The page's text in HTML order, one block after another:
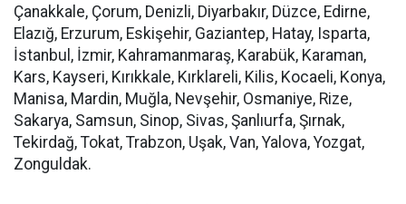
Çanakkale, Çorum, Denizli, Diyarbakır, Düzce, Edirne,
Elazığ, Erzurum, Eskişehir, Gaziantep, Hatay, Isparta,
İstanbul, İzmir, Kahramanmaraş, Karabük, Karaman,
Kars, Kayseri, Kırıkkale, Kırklareli, Kilis, Kocaeli, Konya,
Manisa, Mardin, Muğla, Nevşehir, Osmaniye, Rize,
Sakarya, Samsun, Sinop, Sivas, Şanlıurfa, Şırnak,
Tekirdağ, Tokat, Trabzon, Uşak, Van, Yalova, Yozgat,
Zonguldak.